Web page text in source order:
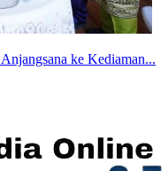
ke Kediaman...